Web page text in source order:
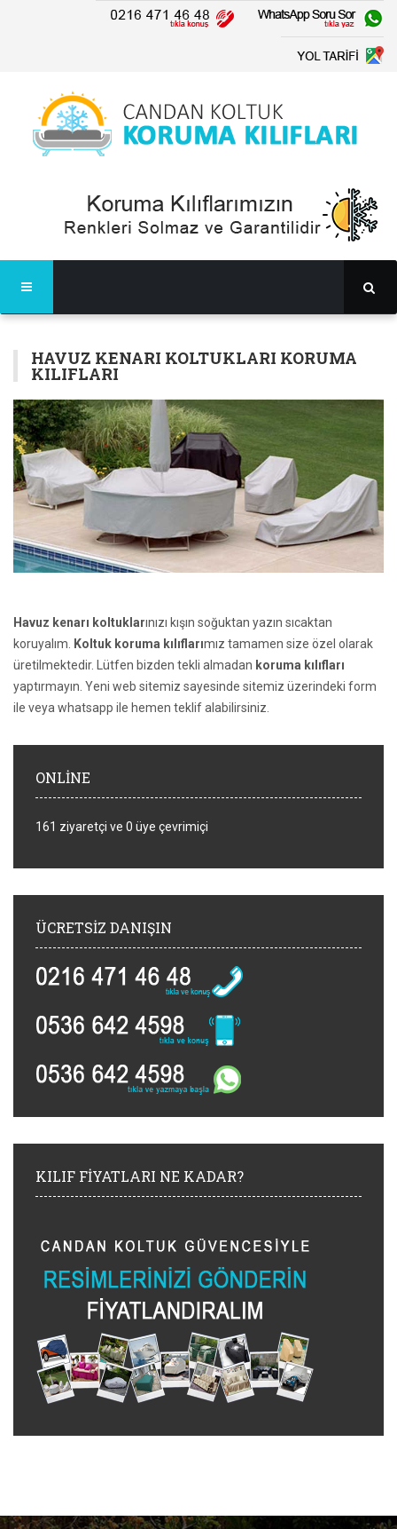
HAVUZ KENARI KOLTUKLARI KORUMA
KILIFLARI
Havuz kenarı koltuklarınızı kışın soğuktan yazın sıcaktan
koruyalım.
Koltuk koruma kılıflarımız tamamen size özel olarak
üretilmektedir. Lütfen bizden tekli almadan koruma kılıfları
yaptırmayın. Yeni web sitemiz sayesinde sitemiz üzerindeki form
ile veya whatsapp ile hemen teklif alabilirsiniz.
ONLINE
161 ziyaretçi ve 0 üye çevrimiçi
ÜCRETSIZ DANIŞIN
KILIF FIYATLARI NE KADAR?